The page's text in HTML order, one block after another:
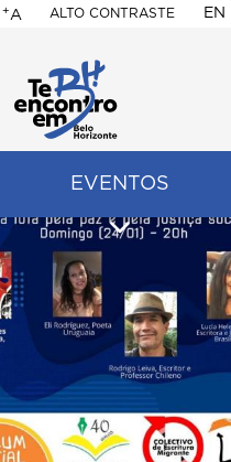
+A ALTO CONTRASTE EN
EVENTOS